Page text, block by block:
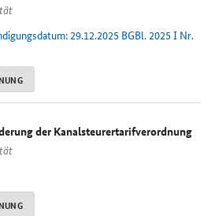
29.12.2025 BGBl. 2025 I Nr.
der Kanalsteurertarifverordnung